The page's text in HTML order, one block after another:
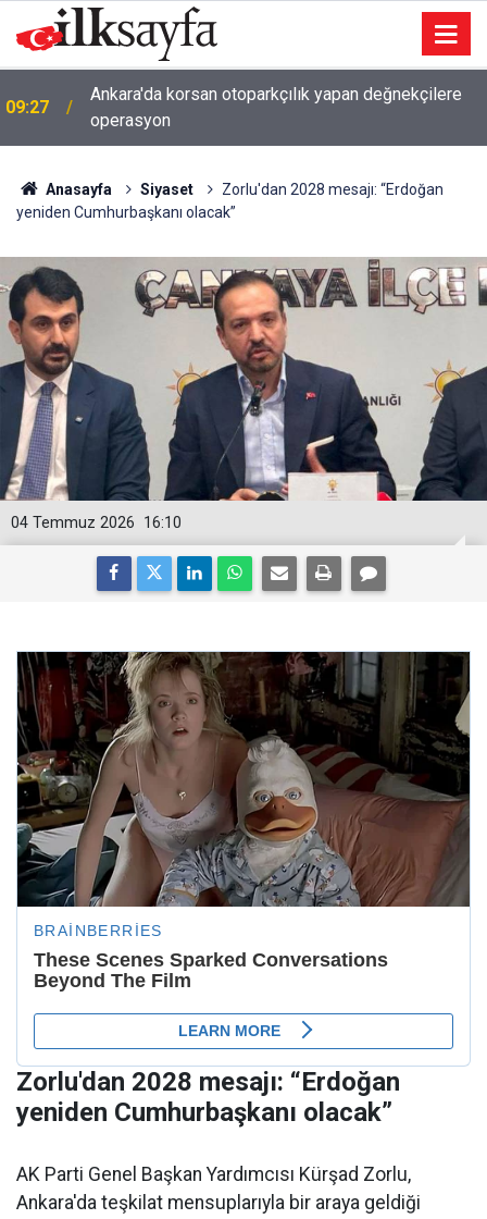
09:27
Ankara'da korsan otoparkçılık yapan değnekçilere
operasyon
Anasayfa Siyaset
Zorlu'dan 2028 mesajı: “Erdoğan
yeniden Cumhurbaşkanı olacak”
16:10
04 Temmuz 2026
Zorlu'dan 2028 mesajı: “Erdoğan
yeniden Cumhurbaşkanı olacak”
AK Parti Genel Başkan Yardımcısı Kürşad Zorlu,
Ankara'da teşkilat mensuplarıyla bir araya geldiği